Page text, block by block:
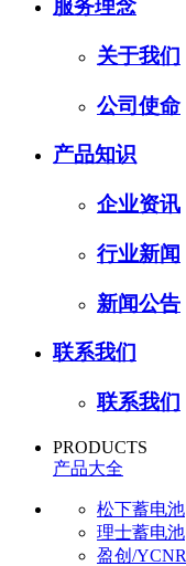
服务理念
关于我们
公司使命
产品知识
企业资讯
行业新闻
新闻公告
联系我们
联系我们
PRODUCTS
产品大全
松下蓄电池
理士蓄电池
盈创/YCNR